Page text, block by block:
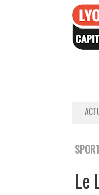
Le